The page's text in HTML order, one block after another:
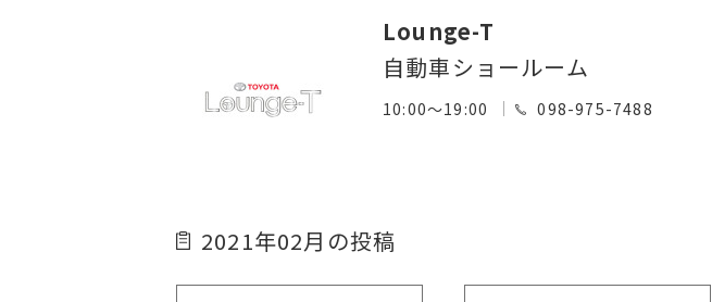
Lounge-T
自動車ショールーム
10:00～19:00 098-975-7488
2021年02月の投稿